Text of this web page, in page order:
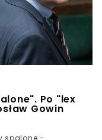
Po "lex
Gowin